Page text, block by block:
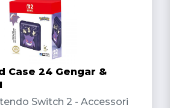
Case 24 Gengar &
Switch 2 - Accessori